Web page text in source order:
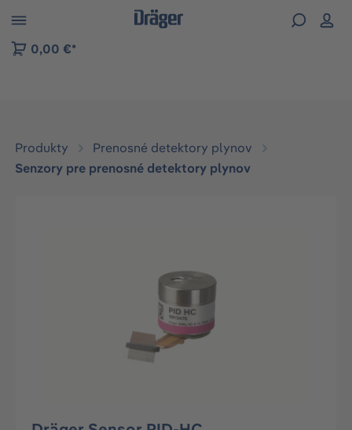
to B2B platform navigation
0,00 €*
Produkty
Prenosné detektory plynov
Senzory pre prenosné detektory plynov